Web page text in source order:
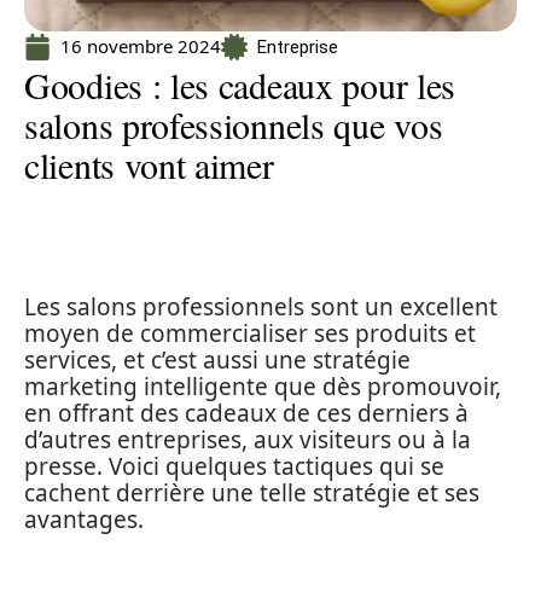
16 novembre 2024 Entreprise
Goodies : les cadeaux pour les
salons professionnels que vos
clients vont aimer
Les salons professionnels sont un excellent
moyen de commercialiser ses produits et
services, et c’est aussi une stratégie
marketing intelligente que dès promouvoir,
en offrant des cadeaux de ces derniers à
d’autres entreprises, aux visiteurs ou à la
presse. Voici quelques tactiques qui se
cachent derrière une telle stratégie et ses
avantages.